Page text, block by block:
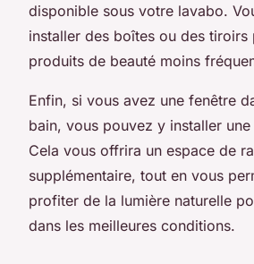
disponible sous votre lavabo.
installer des boîtes ou des
produits de beauté moins
Enfin, si vous avez une fenêtre
bain, vous pouvez y installer
Cela vous offrira un espace de
supplémentaire, tout en vous
profiter de la lumière naturelle
dans les meilleures conditions.